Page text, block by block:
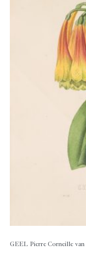
GEEL Pierre Corneille van